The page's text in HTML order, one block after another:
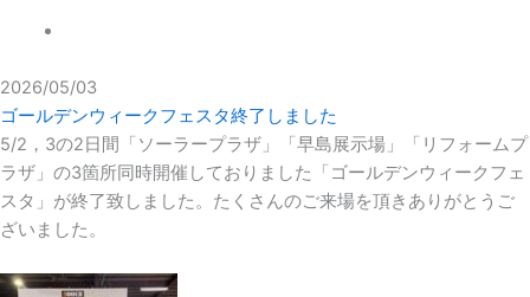
2026/05/03
ゴールデンウィークフェスタ終了しました
5/2，3の2日間「ソーラープラザ」「早島展示場」「リフォームプ
ラザ」の3箇所同時開催しておりました「ゴールデンウィークフェ
スタ」が終了致しました。たくさんのご来場を頂きありがとうご
ざいました。